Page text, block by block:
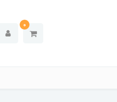
0